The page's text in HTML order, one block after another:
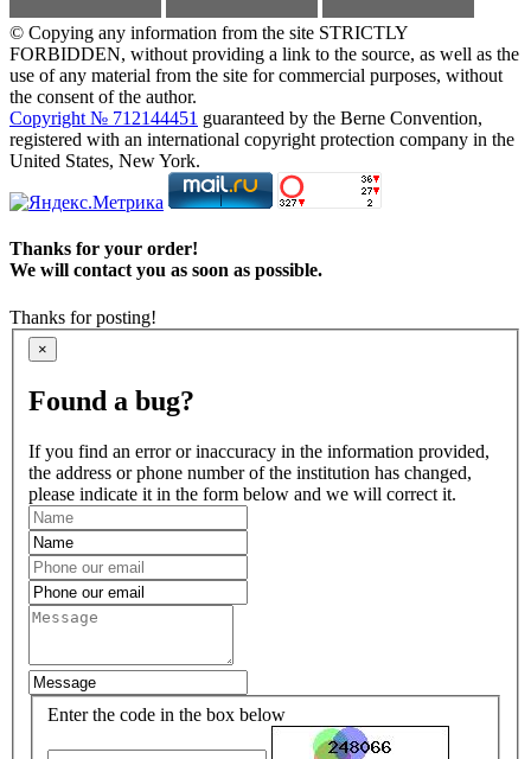
© Copying any information from the site STRICTLY
FORBIDDEN, without providing a link to the source, as well as the
use of any material from the site for commercial purposes, without
the consent of the author.
Copyright № 712144451 guaranteed by the Berne Convention,
registered with an international copyright protection company in the
United States, New York.
Thanks for your order!
We will contact you as soon as possible.
Thanks for posting!
×
Found a bug?
If you find an error or inaccuracy in the information provided,
the address or phone number of the institution has changed,
please indicate it in the form below and we will correct it.
Enter the code in the box below